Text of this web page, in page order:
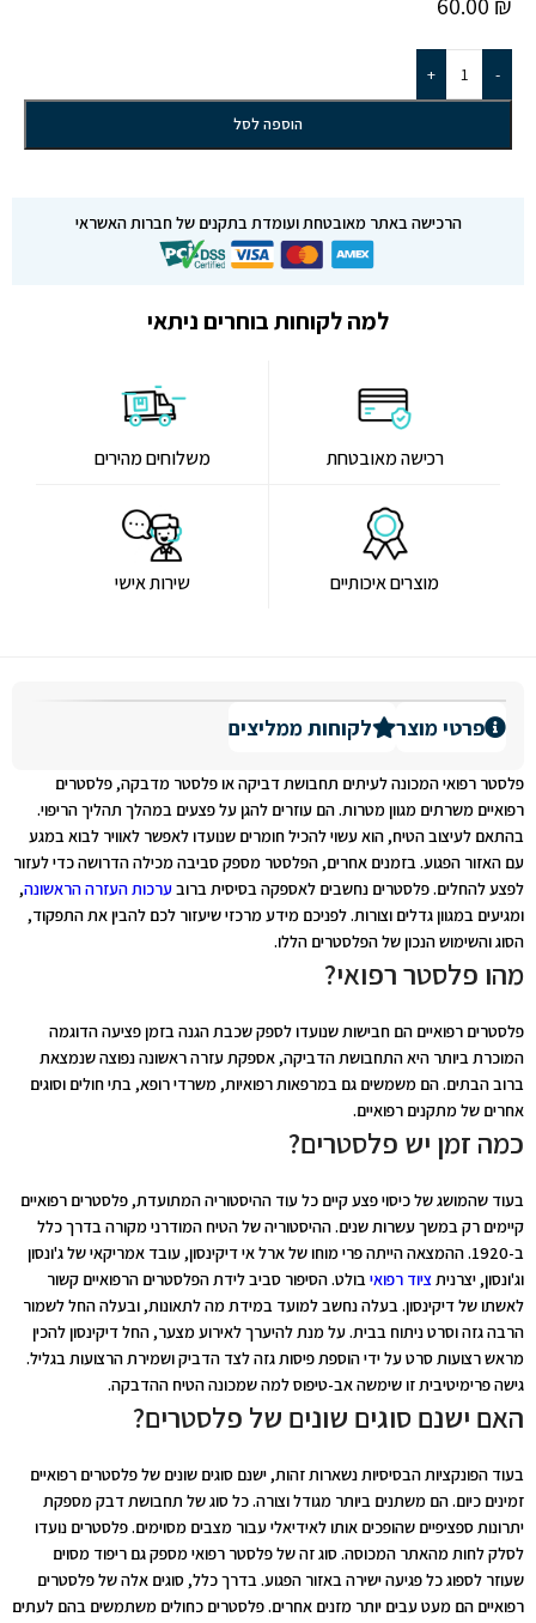
-
+
הוספה לסל
הרכישה באתר מאובטחת ועומדת בתקנים של חברות האשראי
למה לקוחות בוחרים ניתאי
רכישה מאובטחת משלוחים מהירים
מוצרים איכותיים שירות אישי
פרטי מוצר לקוחות ממליצים
פלסטר רפואי המכונה לעיתים תחבושת דביקה או פלסטר מדבקה, פלסטרים
רפואיים משרתים מגוון מטרות. הם עוזרים להגן על פצעים במהלך תהליך הריפוי.
בהתאם לעיצוב הטיח, הוא עשוי להכיל חומרים שנועדו לאפשר לאוויר לבוא במגע
עם האזור הפגוע. בזמנים אחרים, הפלסטר מספק סביבה מכילה הדרושה כדי לעזור
לפצע להחלים. פלסטרים נחשבים לאספקה ​​בסיסית ברובערכות העזרה הראשונה,
ומגיעים במגוון גדלים וצורות. לפניכם מידע מרכזי שיעזור לכם להבין את התפקוד,
הסוג והשימוש הנכון של הפלסטרים הללו.
מהו פלסטר רפואי?
פלסטרים רפואיים הם חבישות שנועדו לספק שכבת הגנה בזמן פציעה הדוגמה
המוכרת ביותר היא התחבושת הדביקה, אספקת עזרה ראשונה נפוצה שנמצאת
ברוב הבתים. הם משמשים גם במרפאות רפואיות, משרדי רופא, בתי חולים וסוגים
אחרים של מתקנים רפואיים.
כמה זמן יש פלסטרים?
בעוד שהמושג של כיסוי פצע קיים כל עוד ההיסטוריה המתועדת, פלסטרים רפואיים
קיימים רק במשך עשרות שנים. ההיסטוריה של הטיח המודרני מקורה בדרך כלל
ב-1920. ההמצאה הייתה פרי מוחו של ארל אי דיקינסון, עובד אמריקאי של ג'ונסון
וג'ונסון, יצרניתציוד רפואיבולט. הסיפור סביב לידת הפלסטרים הרפואיים קשור
לאשתו של דיקינסון. בעלה נחשב למועד במידת מה לתאונות, ובעלה החל לשמור
הרבה גזה וסרט ניתוח בבית. על מנת להיערך לאירוע מצער, החל דיקינסון להכין
מראש רצועות סרט על ידי הוספת פיסות גזה לצד הדביק ושמירת הרצועות בגליל.
גישה פרימיטיבית זו שימשה אב-טיפוס למה שמכונה הטיח ההדבקה.
האם ישנם סוגים שונים של פלסטרים?
בעוד הפונקציות הבסיסיות נשארות זהות, ישנם סוגים שונים של פלסטרים רפואיים
זמינים כיום. הם משתנים ביותר מגודל וצורה. כל סוג של תחבושת דבק מספקת
יתרונות ספציפיים שהופכים אותו לאידיאלי עבור מצבים מסוימים. פלסטרים נועדו
לסלק לחות מהאתר המכוסה. סוג זה של פלסטר רפואי מספק גם ריפוד מסוים
שעוזר לספוג כל פגיעה ישירה באזור הפגוע. בדרך כלל, סוגים אלה של פלסטרים
רפואיים הם מעט עבים יותר מזנים אחרים. פלסטרים כחולים משתמשים בהם לעתים